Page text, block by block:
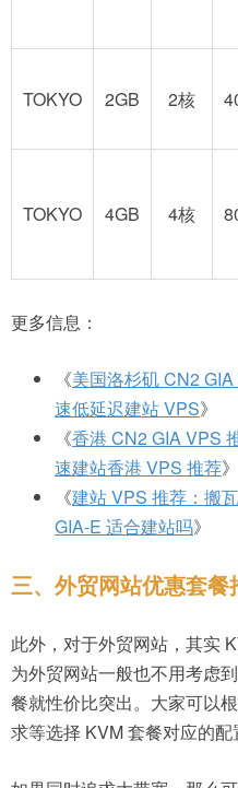
TOKYO 2GB 2核
TOKYO
4GB 4核
更多信息：
《美国洛杉矶 CN2
速低延迟建站 VPS》
《香港 CN2 GIA VPS
速建站香港 VPS 推荐》
《建站 VPS 推荐：搬
GIA-E 适合建站吗》
三、外贸网站优惠套餐
此外，对于外贸网站，其实
为外贸网站一般也不用考虑
餐就性价比突出。大家可以
求等选择 KVM 套餐对应的配